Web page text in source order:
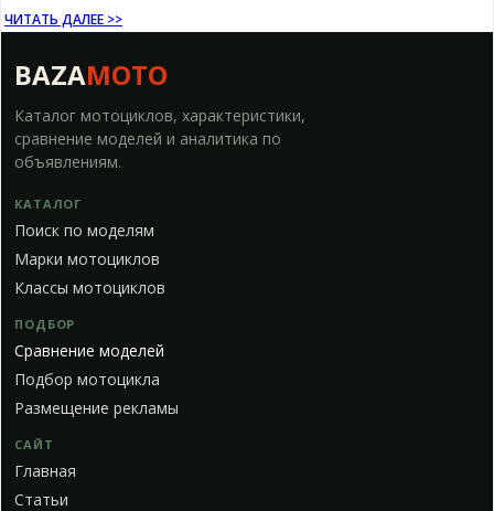
ЧИТАТЬ ДАЛЕЕ >>
BAZAMOTO
Каталог мотоциклов, характеристики,
сравнение моделей и аналитика по
объявлениям.
КАТАЛОГ
Поиск по моделям
Марки мотоциклов
Классы мотоциклов
ПОДБОР
Сравнение моделей
Подбор мотоцикла
Размещение рекламы
САЙТ
Главная
Статьи